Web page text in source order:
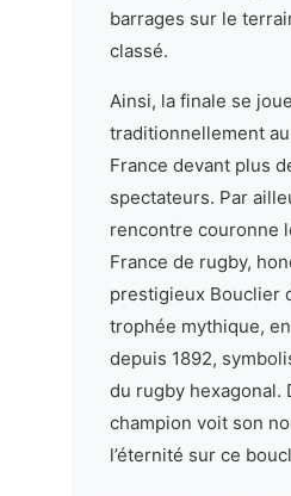
barrages sur le
classé.
Ainsi, la finale se joue
traditionnellement
France devant plus
spectateurs. Par
rencontre couronne
France de rugby,
prestigieux Bouclier
trophée mythique,
depuis 1892,
du rugby hexagonal.
champion voit son
l’éternité sur ce